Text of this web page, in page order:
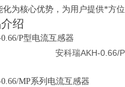
化为核心优势，为用户提供*方
绍
P型电流互感器
MP系列电流互感器